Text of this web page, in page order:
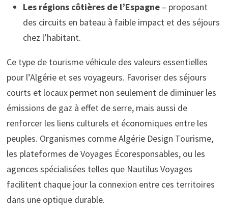
Les régions côtières de l’Espagne– proposant
des circuits en bateau à faible impact et des séjours
chez l’habitant.
Ce type de tourisme véhicule des valeurs essentielles
pour l’Algérie et ses voyageurs. Favoriser des séjours
courts et locaux permet non seulement de diminuer les
émissions de gaz à effet de serre, mais aussi de
renforcer les liens culturels et économiques entre les
peuples. Organismes comme Algérie Design Tourisme,
les plateformes de Voyages Écoresponsables, ou les
agences spécialisées telles que Nautilus Voyages
facilitent chaque jour la connexion entre ces territoires
dans une optique durable.